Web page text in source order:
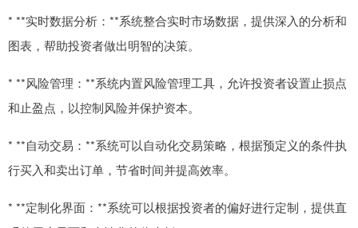
* **实时数据分析：**系统整合实时市场数据，提供深入的分析和
图表，帮助投资者做出明智的决策。
* **风险管理：**系统内置风险管理工具，允许投资者设置止损点
和止盈点，以控制风险并保护资本。
* **自动交易：**系统可以自动化交易策略，根据预定义的条件执
行买入和卖出订单，节省时间并提高效率。
* **定制化界面：**系统可以根据投资者的偏好进行定制，提供直